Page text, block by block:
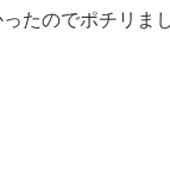
たのでポチリま